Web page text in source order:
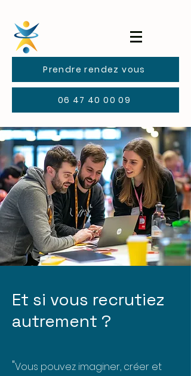
Prendre rendez vous
06 47 40 00 09
Et si vous recrutiez
autrement ?
"Vous pouvez imaginer, créer et